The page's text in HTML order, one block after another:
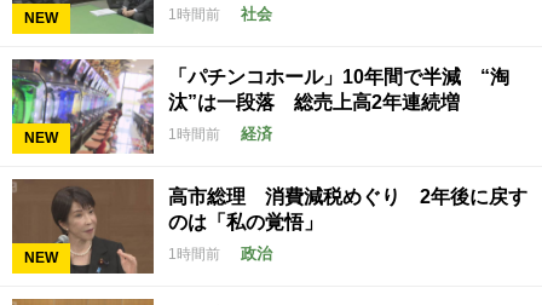
NEW 1時間前 社会
NEW
「パチンコホール」10年間で半減 “淘
汰”は一段落 総売上高2年連続増
1時間前 経済
NEW
高市総理 消費減税めぐり 2年後に戻す
のは「私の覚悟」
1時間前 政治